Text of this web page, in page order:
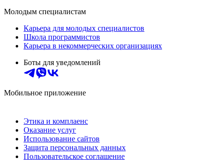
Молодым специалистам
Карьера для молодых специалистов
Школа программистов
Карьера в некоммерческих организациях
Боты для уведомлений
Мобильное приложение
Этика и комплаенс
Оказание услуг
Использование сайтов
Защита персональных данных
Пользовательское соглашение